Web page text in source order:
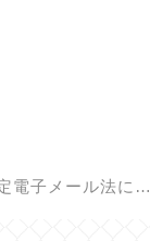
電子メール法に基